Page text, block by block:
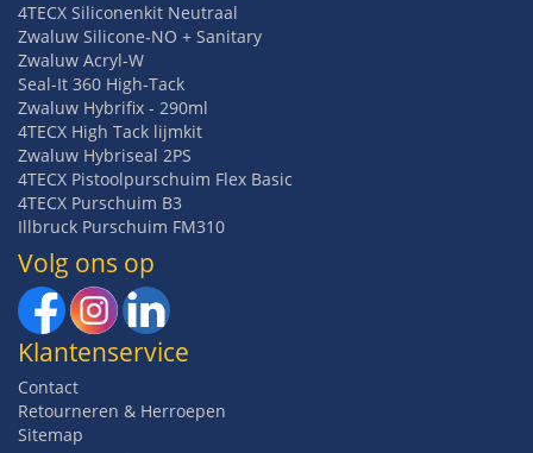
4TECX Siliconenkit Neutraal
Zwaluw Silicone-NO + Sanitary
Zwaluw Acryl-W
Seal-It 360 High-Tack
Zwaluw Hybrifix - 290ml
4TECX High Tack lijmkit
Zwaluw Hybriseal 2PS
4TECX Pistoolpurschuim Flex Basic
4TECX Purschuim B3
Illbruck Purschuim FM310
Volg ons op
Klantenservice
Contact
Retourneren & Herroepen
Sitemap